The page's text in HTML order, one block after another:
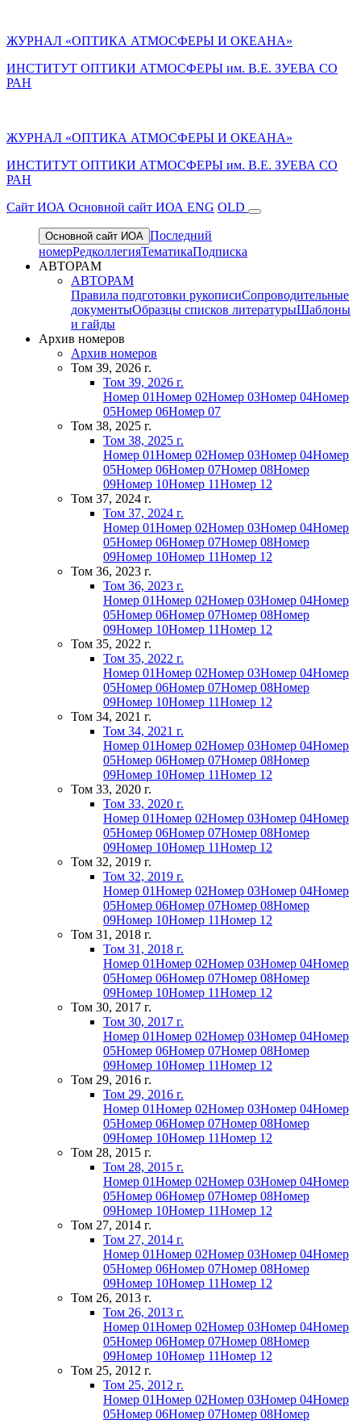
ЖУРНАЛ «ОПТИКА АТМОСФЕРЫ И ОКЕАНА»
ИНСТИТУТ ОПТИКИ АТМОСФЕРЫ им. В.Е. ЗУЕВА СО
РАН
ЖУРНАЛ «ОПТИКА АТМОСФЕРЫ И ОКЕАНА»
ИНСТИТУТ ОПТИКИ АТМОСФЕРЫ им. В.Е. ЗУЕВА СО
РАН
Cайт ИОА Основной сайт ИОА ENG OLD
Основной сайт ИОА Последний
номерРедколлегияТематикаПодписка
АВТОРАМ
АВТОРАМ
Правила подготовки рукописиСопроводительные
документыОбразцы списков литературыШаблоны
и гайды
Архив номеров
Архив номеров
Том 39, 2026 г.
Том 39, 2026 г.
Номер 01Номер 02Номер 03Номер 04Номер
05Номер 06Номер 07
Том 38, 2025 г.
Том 38, 2025 г.
Номер 01Номер 02Номер 03Номер 04Номер
05Номер 06Номер 07Номер 08Номер
09Номер 10Номер 11Номер 12
Том 37, 2024 г.
Том 37, 2024 г.
Номер 01Номер 02Номер 03Номер 04Номер
05Номер 06Номер 07Номер 08Номер
09Номер 10Номер 11Номер 12
Том 36, 2023 г.
Том 36, 2023 г.
Номер 01Номер 02Номер 03Номер 04Номер
05Номер 06Номер 07Номер 08Номер
09Номер 10Номер 11Номер 12
Том 35, 2022 г.
Том 35, 2022 г.
Номер 01Номер 02Номер 03Номер 04Номер
05Номер 06Номер 07Номер 08Номер
09Номер 10Номер 11Номер 12
Том 34, 2021 г.
Том 34, 2021 г.
Номер 01Номер 02Номер 03Номер 04Номер
05Номер 06Номер 07Номер 08Номер
09Номер 10Номер 11Номер 12
Том 33, 2020 г.
Том 33, 2020 г.
Номер 01Номер 02Номер 03Номер 04Номер
05Номер 06Номер 07Номер 08Номер
09Номер 10Номер 11Номер 12
Том 32, 2019 г.
Том 32, 2019 г.
Номер 01Номер 02Номер 03Номер 04Номер
05Номер 06Номер 07Номер 08Номер
09Номер 10Номер 11Номер 12
Том 31, 2018 г.
Том 31, 2018 г.
Номер 01Номер 02Номер 03Номер 04Номер
05Номер 06Номер 07Номер 08Номер
09Номер 10Номер 11Номер 12
Том 30, 2017 г.
Том 30, 2017 г.
Номер 01Номер 02Номер 03Номер 04Номер
05Номер 06Номер 07Номер 08Номер
09Номер 10Номер 11Номер 12
Том 29, 2016 г.
Том 29, 2016 г.
Номер 01Номер 02Номер 03Номер 04Номер
05Номер 06Номер 07Номер 08Номер
09Номер 10Номер 11Номер 12
Том 28, 2015 г.
Том 28, 2015 г.
Номер 01Номер 02Номер 03Номер 04Номер
05Номер 06Номер 07Номер 08Номер
09Номер 10Номер 11Номер 12
Том 27, 2014 г.
Том 27, 2014 г.
Номер 01Номер 02Номер 03Номер 04Номер
05Номер 06Номер 07Номер 08Номер
09Номер 10Номер 11Номер 12
Том 26, 2013 г.
Том 26, 2013 г.
Номер 01Номер 02Номер 03Номер 04Номер
05Номер 06Номер 07Номер 08Номер
09Номер 10Номер 11Номер 12
Том 25, 2012 г.
Том 25, 2012 г.
Номер 01Номер 02Номер 03Номер 04Номер
05Номер 06Номер 07Номер 08Номер